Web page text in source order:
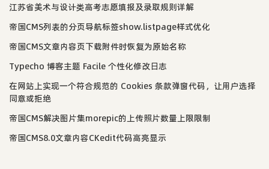
江苏省美术与设计类高考志愿填报及录取规则详解
帝国CMS列表的分页导航标签show.listpage样式优化
帝国CMS文章内容页下载附件时恢复为原始名称
Typecho 博客主题 Facile 个性化修改日志
在网站上实现一个符合规范的 Cookies 条款弹窗代码，让用户选择
同意或拒绝
帝国CMS解决图片集morepic的上传照片数量上限限制
帝国CMS8.0文章内容CKedit代码高亮显示